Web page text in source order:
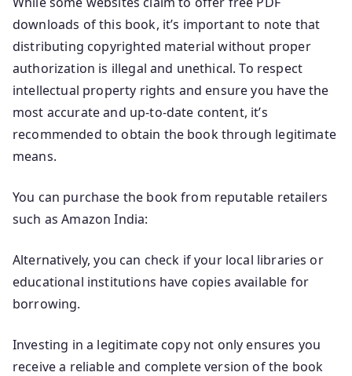
downloads of this book, it’s important to note that
distributing copyrighted material without proper
authorization is illegal and unethical. To respect
intellectual property rights and ensure you have the
most accurate and up-to-date content, it’s
recommended to obtain the book through legitimate
means.
You can purchase the book from reputable retailers
such as Amazon India:
Alternatively, you can check if your local libraries or
educational institutions have copies available for
borrowing.
Investing in a legitimate copy not only ensures you
receive a reliable and complete version of the book